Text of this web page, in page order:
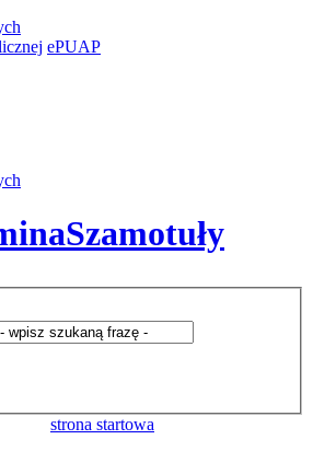
ePUAP
Szamotuły
strona startowa